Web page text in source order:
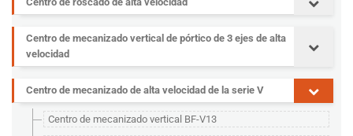
Centro de mecanizado vertical de pórtico de 3 ejes de alta
velocidad
Centro de mecanizado de alta velocidad de la serie V
Centro de mecanizado vertical BF-V13